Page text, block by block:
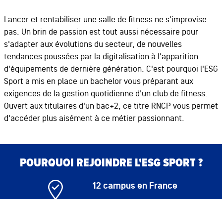
Lancer et rentabiliser une salle de fitness ne s'improvise
pas. Un brin de passion est tout aussi nécessaire pour
s'adapter aux évolutions du secteur, de nouvelles
tendances poussées par la digitalisation à l'apparition
d'équipements de dernière génération. C'est pourquoi l'ESG
Sport a mis en place un bachelor vous préparant aux
exigences de la gestion quotidienne d'un club de fitness.
Ouvert aux titulaires d'un bac+2, ce titre RNCP vous permet
d'accéder plus aisément à ce métier passionnant.
POURQUOI REJOINDRE L'ESG SPORT ?
12 campus en France